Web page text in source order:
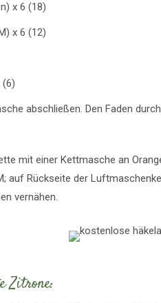
x 6 (18)
x 6 (12)
abschließen. Den Faden
mit einer Kettmasche an
auf Rückseite der
vernähen.
Zitrone: